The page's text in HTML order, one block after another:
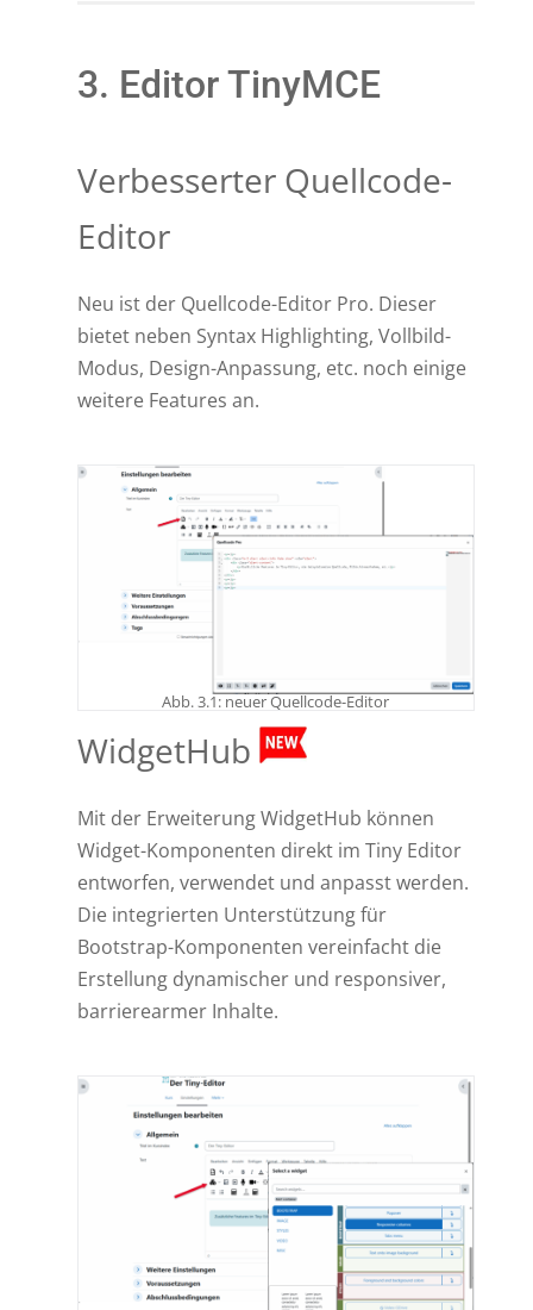
3. Editor TinyMCE
Verbesserter Quellcode-
Editor
Neu ist der Quellcode-Editor Pro. Dieser
bietet neben Syntax Highlighting, Vollbild-
Modus, Design-Anpassung, etc. noch einige
weitere Features an.
Abb. 3.1: neuer Quellcode-Editor
WidgetHub
Mit der Erweiterung WidgetHub können
Widget-Komponenten direkt im Tiny Editor
entworfen, verwendet und anpasst werden.
Die integrierten Unterstützung für
Bootstrap-Komponenten vereinfacht die
Erstellung dynamischer und responsiver,
barrierearmer Inhalte.